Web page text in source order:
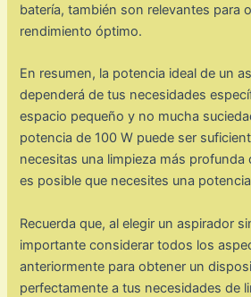
batería, también son relevantes para
rendimiento óptimo.
En resumen, la potencia ideal de un
dependerá de tus necesidades
espacio pequeño y no mucha
potencia de 100 W puede ser
necesitas una limpieza más profunda
es posible que necesites una
Recuerda que, al elegir un aspirador
importante considerar todos los
anteriormente para obtener un
perfectamente a tus necesidades de